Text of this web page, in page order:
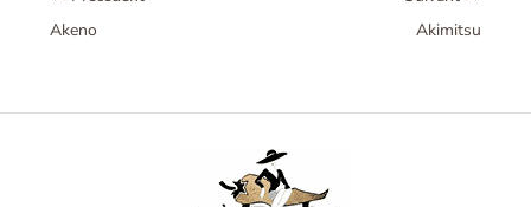
Akeno
Akimitsu